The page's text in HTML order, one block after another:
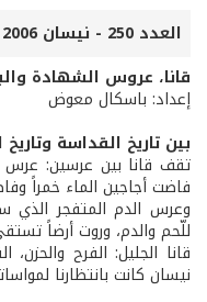
العدد 250 - نيسان 2006
قانا، عروس الشهادة
إعداد: باسكال معوض
بين تاريخ القداسة
تقف قانا بين عرسين:
فاضت أجاجين الماء خمراً
وعرس الدم المتفجر
للّحم والدم، وروت أرضاً
نيسان كانت بانتظارنا